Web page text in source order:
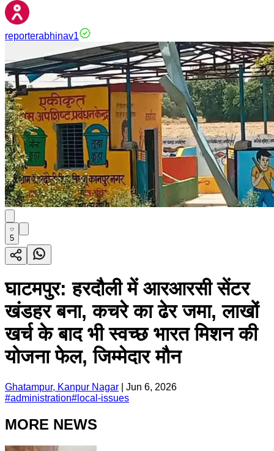
reporterabhinav1
5
घाटमपुर: हरदौली में आरआरसी सेंटर
खंडहर बना, कचरे का ढेर जमा, लाखों
खर्च के बाद भी स्वच्छ भारत मिशन की
योजना फेल, जिम्मेदार मौन
Ghatampur, Kanpur Nagar
Jun 6, 2026
#administration# local-issues
MORE NEWS